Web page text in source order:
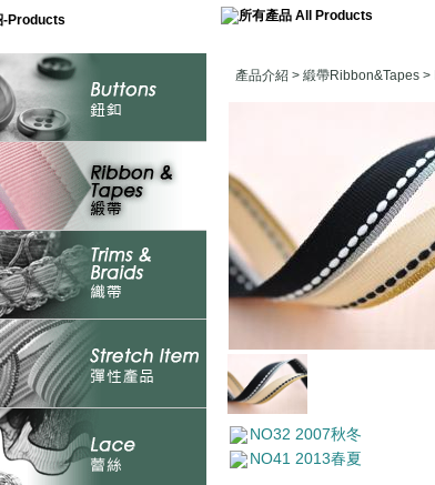
產品介紹 > 緞帶Ribbon&Tapes >
NO32 2007秋冬
NO41 2013春夏